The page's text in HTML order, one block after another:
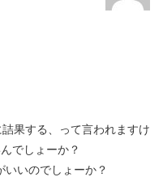
果する、って言われますけ
でしょーか？
いのでしょーか？